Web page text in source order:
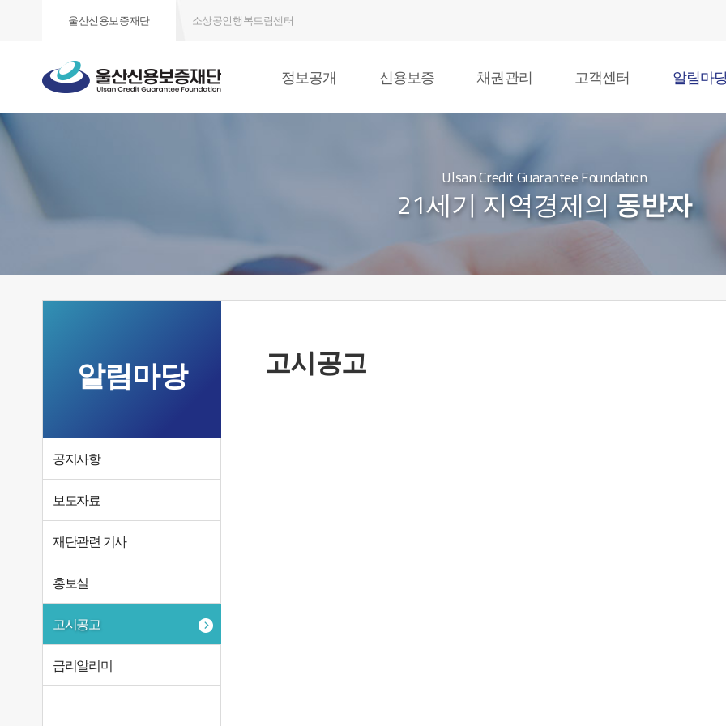
울산신용보증재단 소상공인행복드림센터
정보공개 신용보증 채권관리 고객센터 알림마
Ulsan Credit Guarantee Foundation
21세기 지역경제의 동반자
알림마당
공지사항
보도자료
재단관련 기사
홍보실
고시공고
금리알리미
고시공고